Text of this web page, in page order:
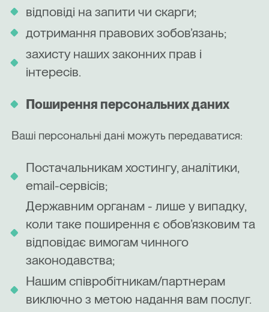
відповіді на запити чи скарги;
дотримання правових зобов’язань;
захисту наших законних прав і
інтересів.
Поширення персональних даних
Ваші персональні дані можуть передаватися:
Постачальникам хостингу, аналітики,
email-сервісів;
Державним органам - лише у випадку,
коли таке поширення є обов’язковим та
відповідає вимогам чинного
законодавства;
Нашим співробітникам/партнерам
виключно з метою надання вам послуг.